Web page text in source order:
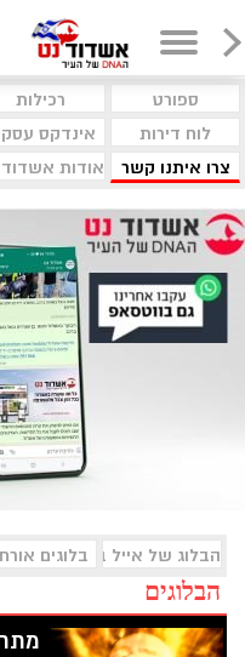
ספורט רכילות
לוח דירות
אינדקס
צרו איתנו קשר
אודות
הבלוג של אייל בן שמחון
בלוגים
הבלוגים